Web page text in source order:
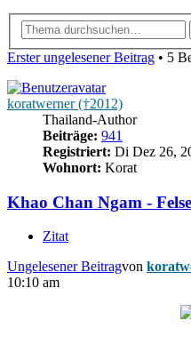
Erster ungelesener Beitrag • 5
koratwerner (†2012)
Thailand-Author
Beiträge: 941
Registriert: Di Dez 26,
Wohnort: Korat
Khao Chan Ngam -
Zitat
Ungelesener Beitragvon
10:10 am